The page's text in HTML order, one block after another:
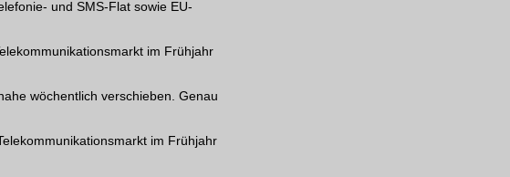
und SMS-Flat sowie EU-
im Frühjahr
wöchentlich verschieben. Genau
im Frühjahr